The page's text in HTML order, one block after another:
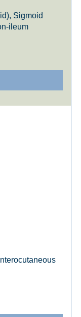
Sigmoid
ileum